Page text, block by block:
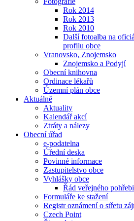
Rok 2014
Rok 2013
Rok 2010
Další fotoalba na
profilu obce
Vranovsko, Znojemsko
Znojemsko a Podyjí
Obecní knihovna
Ordinace lékařů
Územní plán obce
Aktuálně
Aktuality
Kalendář akcí
Ztráty a nálezy
Obecní úřad
e-podatelna
Úřední deska
Povinné informace
Zastupitelstvo obce
Vyhlášky obce
Řád veřejného
Formuláře ke stažení
Registr oznámení o střetu
Czech Point